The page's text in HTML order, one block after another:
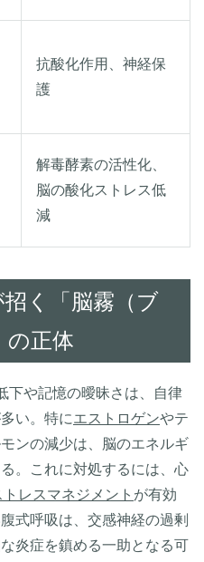
抗酸化作用、神経保
護
解毒酵素の活性化、
脳の酸化ストレス低
減
く「脳霧（ブ
の正体
下や記憶の曖昧さは、自律
い。特にエストロゲンやテ
ンの減少は、脳のエネルギ
。これに対処するには、心
トレスマネジメント が有効
式呼吸は、交感神経の過剰
炎症を鎮める一助となる可